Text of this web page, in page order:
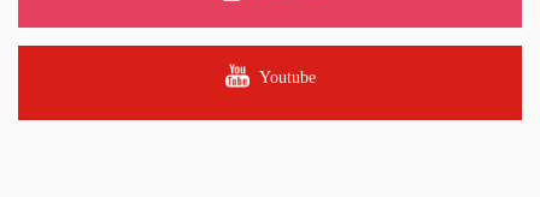
Youtube